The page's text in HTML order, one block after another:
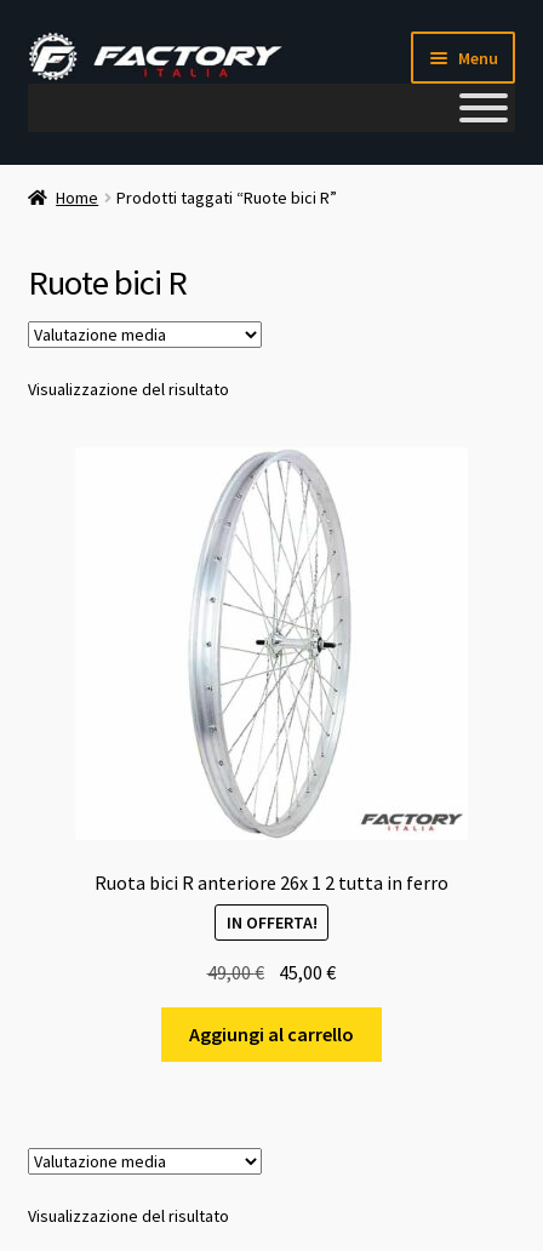
Vai
alla
Vai
al
Menu
Il mio account
Chi siamo
Home Prodotti taggati “Ruote bici R”
Ruote bici R
Visualizzazione del risultato
Ruota bici R anteriore 26x 1 2 tutta in ferro
IN OFFERTA!
49,00€
originale
era:
45,00€Il
attuale
è:
Aggiungi al carrello
Visualizzazione del risultato